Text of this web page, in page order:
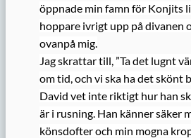
öppnade min famn för Konjits
hoppare ivrigt upp på divanen
ovanpå mig.
Jag skrattar till, ”Ta det lugnt
om tid, och vi ska ha det skönt
David vet inte riktigt hur han
är i rusning. Han känner säker
könsdofter och min mogna